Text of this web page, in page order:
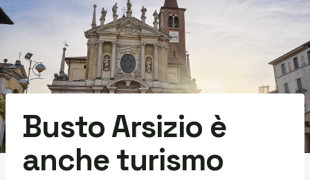
Busto Arsizio è
anche turismo